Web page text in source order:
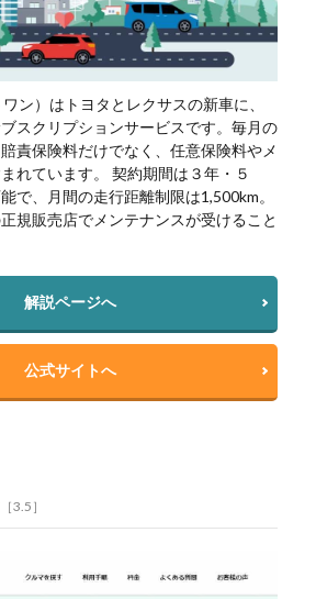
ン）はトヨタとレクサスの新車に、
スクリプションサービスです。毎月の
責保険料だけでなく、任意保険料やメ
れています。 契約期間は３年・５
で、月間の走行距離制限は1,500km。
規販売店でメンテナンスが受けること
解説ページへ
公式サイトへ
3.5